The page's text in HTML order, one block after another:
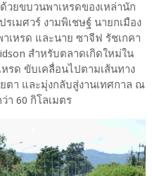
วยขบวนพาเหรดของเหล่านัก
เมศวร์ งามพิเชษฐ์ นายกเมือง
เหรด และนาย ซาจีฟ รัชเกคา
สำหรับตลาดเกิดใหม่ใน
รด ขับเคลื่อนไปตามเส้นทาง
ตา และมุ่งกลับสู่งานเทศกาล ณ
า 60 กิโลเมตร